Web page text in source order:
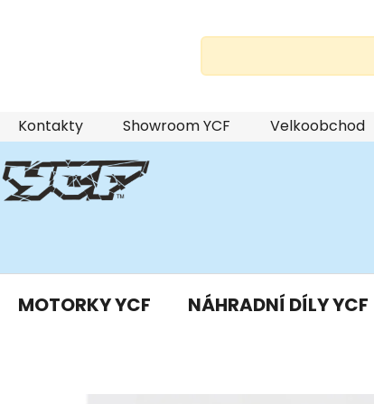
Přejít
na
obsah
Kontakty Showroom YCF Velkoobchod
MOTORKY YCF NÁHRADNÍ DÍLY YCF